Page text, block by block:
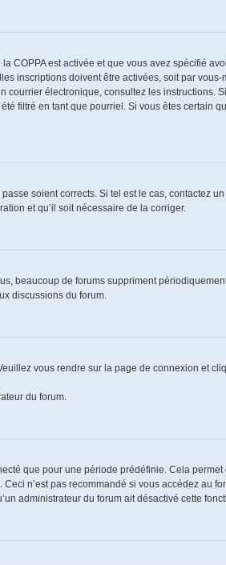
COPPA est activée et que vous avez spécifié
inscriptions doivent être activées, soit par
électronique, consultez les instructions.
filtré en tant que pourriel. Si vous êtes certain
soient corrects. Si tel est le cas, contactez
et qu’il soit nécessaire de la corriger.
beaucoup de forums suppriment
discussions du forum.
vous rendre sur la page de connexion et
du forum.
que pour une période prédéfinie. Cela permet
n’est pas recommandé si vous accédez au
administrateur du forum ait désactivé cette